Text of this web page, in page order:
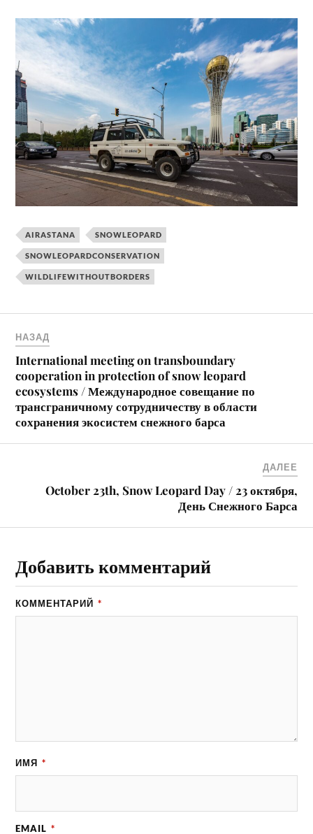
AIRASTANA SNOWLEOPARD
SNOWLEOPARDCONSERVATION
WILDLIFEWITHOUTBORDERS
НАЗАД
International meeting on transboundary
cooperation in protection of snow leopard
ecosystems / Международное совещание по
трансграничному сотрудничеству в области
сохранения экосистем снежного барса
ДАЛЕЕ
October 23th, Snow Leopard Day / 23 октября,
День Снежного Барса
Добавить комментарий
КОММЕНТАРИЙ *
ИМЯ *
EMAIL *